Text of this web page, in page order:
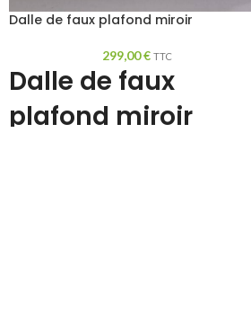
Dalle de faux plafond miroir
299,00€ TTC
Dalle de faux
plafond miroir